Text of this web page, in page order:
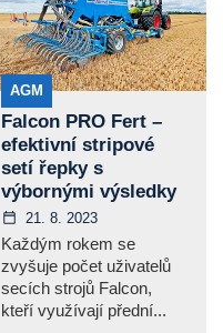
AGM
Falcon PRO Fert –
efektivní stripové
setí řepky s
výbornými výsledky
21. 8. 2023
Každým rokem se
zvyšuje počet uživatelů
secích strojů Falcon,
kteří využívají přední...